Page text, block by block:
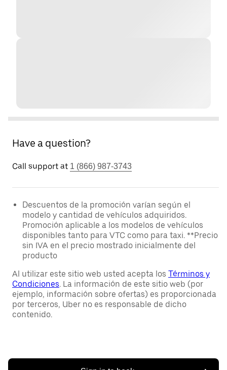
Have a question?
Call support at 1 (866) 987-3743
Descuentos de la promoción varían según el
modelo y cantidad de vehículos adquiridos.
Promoción aplicable a los modelos de vehículos
disponibles tanto para VTC como para taxi. **Precio
sin IVA en el precio mostrado inicialmente del
producto
Al utilizar este sitio web usted acepta los Términos y
Condiciones. La información de este sitio web (por
ejemplo, información sobre ofertas) es proporcionada
por terceros, Uber no es responsable de dicho
contenido.